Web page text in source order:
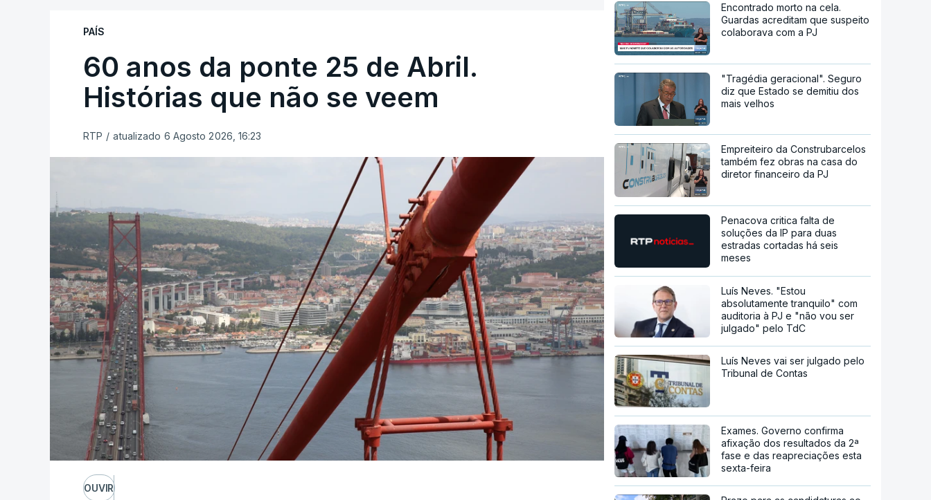
PAÍS
60 anos da ponte 25 de Abril.
Histórias que não se veem
RTP / atualizado 6 Agosto 2026, 16:23
OUVIR
Encontrado morto na cela.
Guardas acreditam que suspeito
colaborava com a PJ
"Tragédia geracional". Seguro
diz que Estado se demitiu dos
mais velhos
Empreiteiro da Construbarcelos
também fez obras na casa do
diretor financeiro da PJ
Penacova critica falta de
soluções da IP para duas
estradas cortadas há seis
meses
Luís Neves. "Estou
absolutamente tranquilo" com
auditoria à PJ e "não vou ser
julgado" pelo TdC
Luís Neves vai ser julgado pelo
Tribunal de Contas
Exames. Governo confirma
afixação dos resultados da 2ª
fase e das reapreciações esta
sexta-feira